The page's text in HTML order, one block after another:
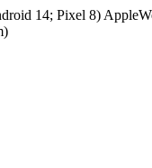
14; Pixel 8)